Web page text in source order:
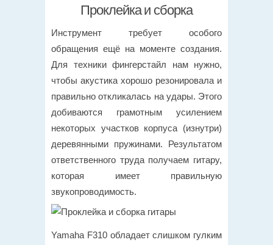
Проклейка и сборка
Инструмент требует особого
обращения ещё на моменте создания.
Для техники фингерстайл нам нужно,
чтобы акустика хорошо резонировала и
правильно откликалась на удары. Этого
добиваются грамотным усилением
некоторых участков корпуса (изнутри)
деревянными пружинами. Результатом
ответственного труда получаем гитару,
которая имеет правильную
звукопроводимость.
Yamaha F310 обладает слишком гулким